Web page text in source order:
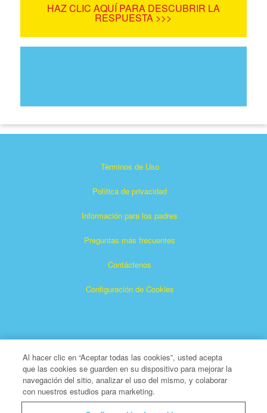
HAZ CLIC AQUÍ PARA DESCUBRIR LA
RESPUESTA >>>
Términos de Uso
Política de privacidad
Información para los padres
Preguntas más frecuentes
Contáctenos
Configuración de Cookies
Superlibro es una marca registrada de The Christian
Broadcasting Network, Inc. Una organización benéfica 501
Al hacer clic en “Aceptar todas las cookies”, usted acepta
que las cookies se guarden en su dispositivo para mejorar la
navegación del sitio, analizar el uso del mismo, y colaborar
con nuestros estudios para marketing.